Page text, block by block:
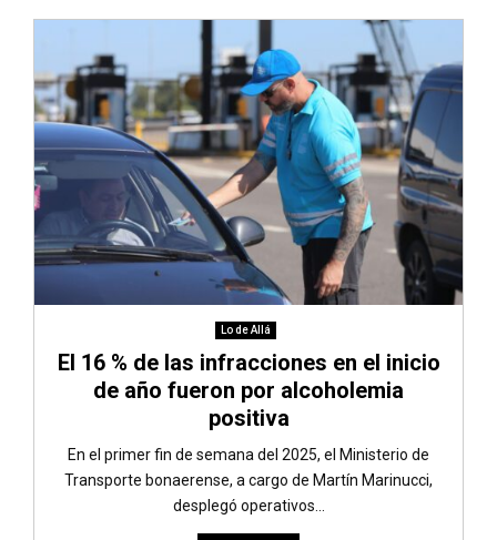
Lo de Allá
El 16 % de las infracciones en el inicio
de año fueron por alcoholemia
positiva
En el primer fin de semana del 2025, el Ministerio de
Transporte bonaerense, a cargo de Martín Marinucci,
desplegó operativos...